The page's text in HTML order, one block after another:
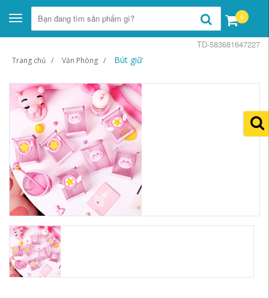
Toggle
navigation
0
Trang chủ Văn Phòng Bút giữ
TD-583681647227